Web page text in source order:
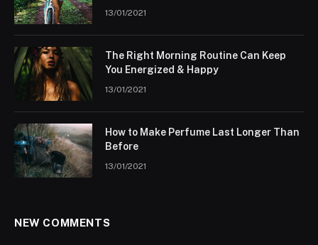
13/01/2021
The Right Morning Routine Can Keep
You Energized & Happy
13/01/2021
How to Make Perfume Last Longer Than
Before
13/01/2021
NEW COMMENTS